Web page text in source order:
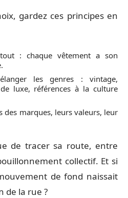
gardez ces principes en
tout : chaque vêtement a son
les genres : vintage,
luxe, références à la culture
des marques, leurs valeurs, leur
de tracer sa route, entre
collectif. Et si
de fond naissait
de la rue ?